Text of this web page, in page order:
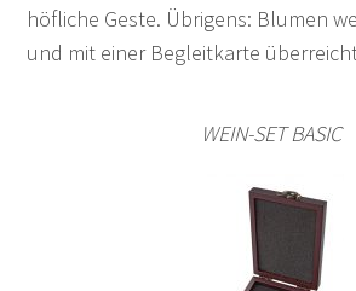
höfliche Geste. Übrigens: Blumen
und mit einer Begleitkarte
WEIN-SET BASIC